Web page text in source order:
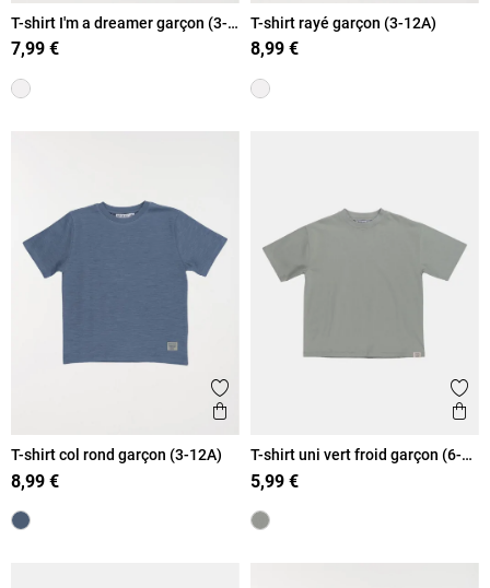
T-shirt I'm a dreamer garçon (3-
12A)
7,99 €
T-shirt rayé garçon (3-12A)
8,99 €
Ajouter aux favoris
Aperçu rapide
T-shirt col rond garçon (3-12A)
8,99 €
T-shirt uni vert froid garçon (6-
12A)
5,99 €